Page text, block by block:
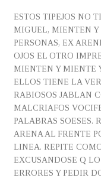
ESTOS TIPEJOS NO
MIGUEL, MIENTEN
PERSONAS, EX
OJOS EL OTRO
MIENTEN Y MIENTE
ELLOS TIENE LA
RABIOSOS JABLAN
MALCRIAFOS
PALABRAS SOESES.
ARENA AL FRENTE
LINEA. REPITE
EXCUSANDOSE Q
ERRORES Y PEDIR